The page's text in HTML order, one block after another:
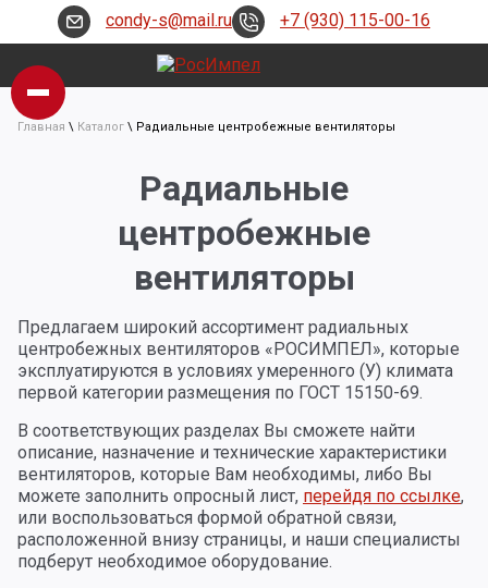
condy-s@mail.ru +7 (930) 115-00-16
Главная \ Каталог \ Радиальные центробежные вентиляторы
Радиальные
центробежные
вентиляторы
Предлагаем широкий ассортимент радиальных
центробежных вентиляторов «РОСИМПЕЛ», которые
эксплуатируются в условиях умеренного (У) климата
первой категории размещения по ГОСТ 15150-69.
В соответствующих разделах Вы сможете найти
описание, назначение и технические характеристики
вентиляторов, которые Вам необходимы, либо Вы
можете заполнить опросный лист, перейдя по ссылке,
или воспользоваться формой обратной связи,
расположенной внизу страницы, и наши специалисты
подберут необходимое оборудование.